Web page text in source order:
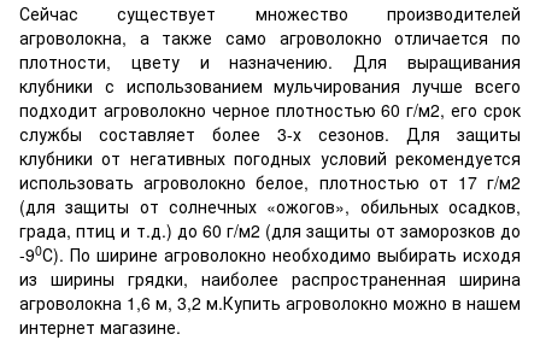
Сейчас существует множество производителей
агроволокна, а также само агроволокно отличается по
плотности, цвету и назначению. Для выращивания
клубники с использованием мульчирования лучше всего
подходит агроволокно черное плотностью 60 г/м2, его срок
службы составляет более 3-х сезонов. Для защиты
клубники от негативных погодных условий рекомендуется
использовать агроволокно белое, плотностью от 17 г/м2
(для защиты от солнечных «ожогов», обильных осадков,
града, птиц и т.д.) до 60 г/м2 (для защиты от заморозков до
-90С). По ширине агроволокно необходимо выбирать исходя
из ширины грядки, наиболее распространенная ширина
агроволокна 1,6 м, 3,2 м.Купить агроволокно можно в нашем
интернет магазине.